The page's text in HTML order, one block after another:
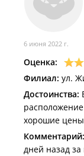
6 июня 2022 г.
Оценка:
Филиал: ул.
Достоинства:
хорошие цены
Комментарий:
дней назад